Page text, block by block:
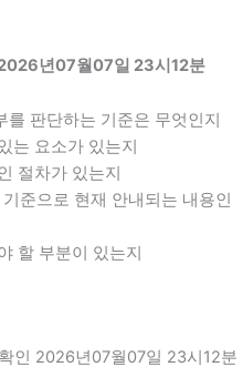
년07월07일 23시12분
를 판단하는 기준은 무엇인지
는 요소가 있는지
절차가 있는지
준으로 현재 안내되는 내용인
할 부분이 있는지
인 2026년07월07일 23시12분